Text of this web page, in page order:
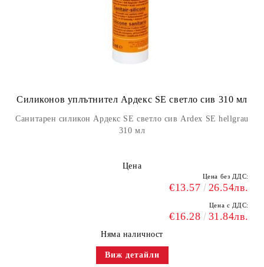
Силиконов уплътнител Ардекс SE светло сив 310 мл
Санитарен силикон Ардекс SE светло сив Ardex SE hellgrau
310 мл
Цена
Цена без ДДС:
€13.57 26.54лв.
Цена с ДДС:
€16.28 31.84лв.
Няма наличност
Виж детайли